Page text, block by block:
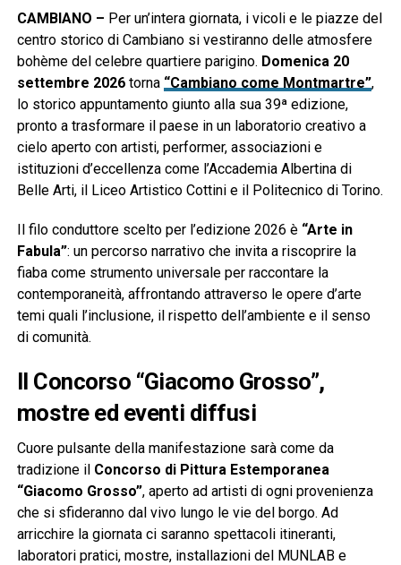
CAMBIANO – Per un’intera giornata, i vicoli e le piazze del
centro storico di Cambiano si vestiranno delle atmosfere
bohème del celebre quartiere parigino. Domenica 20
settembre 2026torna “Cambiano come Montmartre”,
lo storico appuntamento giunto alla sua 39ª edizione,
pronto a trasformare il paese in un laboratorio creativo a
cielo aperto con artisti, performer, associazioni e
istituzioni d’eccellenza come l’Accademia Albertina di
Belle Arti, il Liceo Artistico Cottini e il Politecnico di Torino.
Il filo conduttore scelto per l’edizione 2026 è “Arte in
Fabula”: un percorso narrativo che invita a riscoprire la
fiaba come strumento universale per raccontare la
contemporaneità, affrontando attraverso le opere d’arte
temi quali l’inclusione, il rispetto dell’ambiente e il senso
di comunità.
Il Concorso “Giacomo Grosso”,
mostre ed eventi diffusi
Cuore pulsante della manifestazione sarà come da
tradizione il Concorso di Pittura Estemporanea
“Giacomo Grosso”, aperto ad artisti di ogni provenienza
che si sfideranno dal vivo lungo le vie del borgo. Ad
arricchire la giornata ci saranno spettacoli itineranti,
laboratori pratici, mostre, installazioni del MUNLAB e